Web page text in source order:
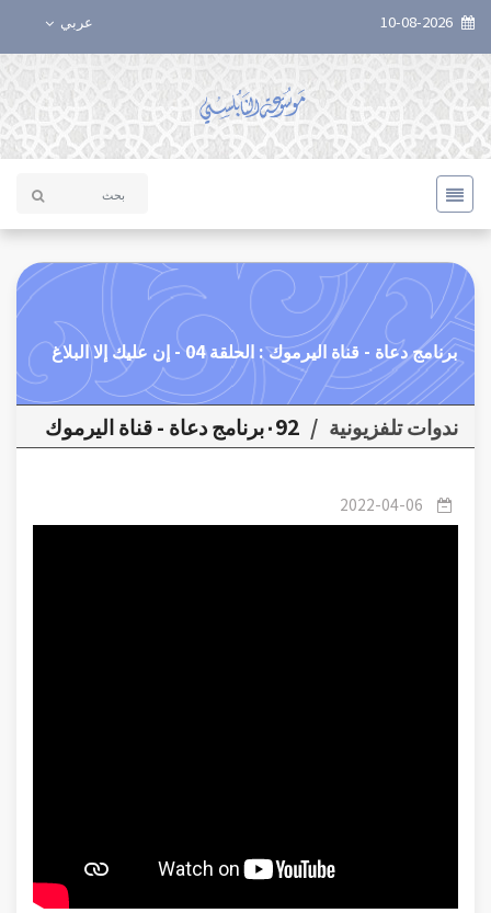
عربي
برنامج دعاة - قناة اليرموك : الحلقة 04 - إن عليك إلا البلاغ
ندوات تلفزيونية / ٠92برنامج دعاة - قناة اليرموك
2022-04-06